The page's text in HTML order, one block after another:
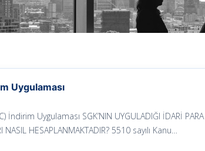
Uygulaması
İndirim Uygulaması SGK’NIN UYGULADIĞI İDARİ PARA
NASIL HESAPLANMAKTADIR? 5510 sayılı Kanu…